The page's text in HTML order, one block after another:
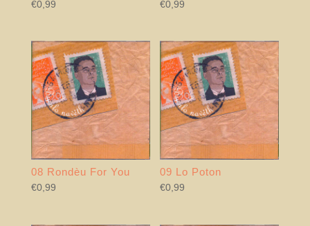
€0,99 €0,99
08 Rondèu For You
€0,99
09 Lo Poton
€0,99